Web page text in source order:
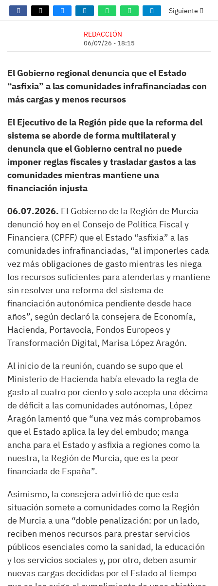
Siguiente
REDACCIÓN
06/07/26 - 18:15
El Gobierno regional denuncia que el Estado
“asfixia” a las comunidades infrafinanciadas con
más cargas y menos recursos
El Ejecutivo de la Región pide que la reforma del
sistema se aborde de forma multilateral y
denuncia que el Gobierno central no puede
imponer reglas fiscales y trasladar gastos a las
comunidades mientras mantiene una
financiación injusta
06.07.2026. El Gobierno de la Región de Murcia
denunció hoy en el Consejo de Política Fiscal y
Financiera (CPFF) que el Estado “asfixia” a las
comunidades infrafinanciadas, “al imponerles cada
vez más obligaciones de gasto mientras les niega
los recursos suficientes para atenderlas y mantiene
sin resolver una reforma del sistema de
financiación autonómica pendiente desde hace
años”, según declaró la consejera de Economía,
Hacienda, Portavocía, Fondos Europeos y
Transformación Digital, Marisa López Aragón.
Al inicio de la reunión, cuando se supo que el
Ministerio de Hacienda había elevado la regla de
gasto al cuatro por ciento y solo acepta una décima
de déficit a las comunidades autónomas, López
Aragón lamentó que “una vez más comprobamos
que el Estado aplica la ley del embudo; manga
ancha para el Estado y asfixia a regiones como la
nuestra, la Región de Murcia, que es la peor
financiada de España”.
Asimismo, la consejera advirtió de que esta
situación somete a comunidades como la Región
de Murcia a una “doble penalización: por un lado,
reciben menos recursos para prestar servicios
públicos esenciales como la sanidad, la educación
y los servicios sociales y, por otro, deben asumir
nuevas cargas decididas por el Estado al tiempo